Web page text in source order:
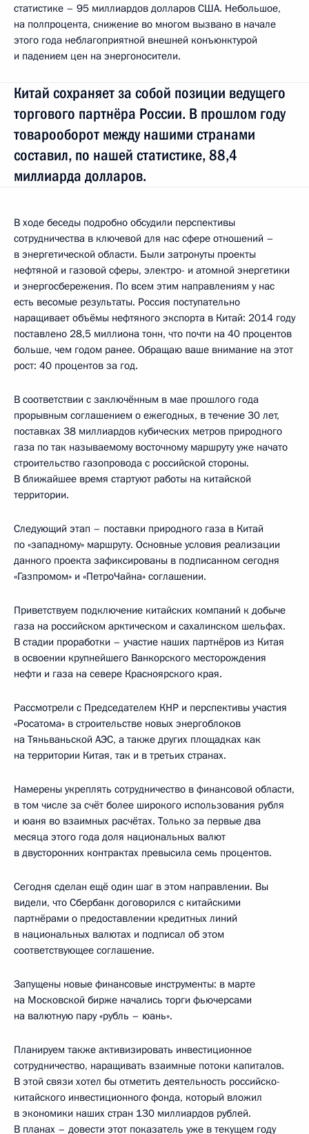
статистике – 95 миллиардов долларов США. Небольшое,
на полпроцента, снижение во многом вызвано в начале
этого года неблагоприятной внешней конъюнктурой
и падением цен на энергоносители.
Китай сохраняет за собой позиции ведущего
торгового партнёра России. В прошлом году
товарооборот между нашими странами
составил, по нашей статистике, 88,4
миллиарда долларов.
В ходе беседы подробно обсудили перспективы
сотрудничества в ключевой для нас сфере отношений –
в энергетической области. Были затронуты проекты
нефтяной и газовой сферы, электро- и атомной энергетики
и энергосбережения. По всем этим направлениям у нас
есть весомые результаты. Россия поступательно
наращивает объёмы нефтяного экспорта в Китай: 2014 году
поставлено 28,5 миллиона тонн, что почти на 40 процентов
больше, чем годом ранее. Обращаю ваше внимание на этот
рост: 40 процентов за год.
В соответствии с заключённым в мае прошлого года
прорывным соглашением о ежегодных, в течение 30 лет,
поставках 38 миллиардов кубических метров природного
газа по так называемому восточному маршруту уже начато
строительство газопровода с российской стороны.
В ближайшее время стартуют работы на китайской
территории.
Следующий этап – поставки природного газа в Китай
по «западному» маршруту. Основные условия реализации
данного проекта зафиксированы в подписанном сегодня
«Газпромом» и «ПетроЧайна» соглашении.
Приветствуем подключение китайских компаний к добыче
газа на российском арктическом и сахалинском шельфах.
В стадии проработки – участие наших партнёров из Китая
в освоении крупнейшего Ванкорского месторождения
нефти и газа на севере Красноярского края.
Рассмотрели с Председателем КНР и перспективы участия
«Росатома» в строительстве новых энергоблоков
на Тяньваньской АЭС, а также других площадках как
на территории Китая, так и в третьих странах.
Намерены укреплять сотрудничество в финансовой области,
в том числе за счёт более широкого использования рубля
и юаня во взаимных расчётах. Только за первые два
месяца этого года доля национальных валют
в двусторонних контрактах превысила семь процентов.
Сегодня сделан ещё один шаг в этом направлении. Вы
видели, что Сбербанк договорился с китайскими
партнёрами о предоставлении кредитных линий
в национальных валютах и подписал об этом
соответствующее соглашение.
Запущены новые финансовые инструменты: в марте
на Московской бирже начались торги фьючерсами
на валютную пару «рубль – юань».
Планируем также активизировать инвестиционное
сотрудничество, наращивать взаимные потоки капиталов.
В этой связи хотел бы отметить деятельность российско-
китайского инвестиционного фонда, который вложил
в экономики наших стран 130 миллиардов рублей.
В планах – довести этот показатель уже в текущем году